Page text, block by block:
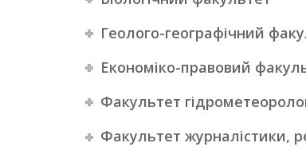
Геолого-географічний
Економіко-правовий
Факультет
Факультет журналістики,